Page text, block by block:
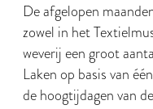
De afgelopen
zowel in het
weverij een groot
Laken op basis van
de hoogtijdagen van